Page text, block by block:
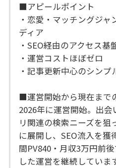
■アピールポイント
・恋愛・マッチングジャ
ディア
・SEO経由のアクセス基
・運営コストほぼゼロ
・記事更新中心のシンプ
■運営開始から現在まで
2026年に運営開始。出
リ関連の検索ニーズを狙
に展開し、SEO流入を獲
間PV840・月収3万円前
した運営を継続していま